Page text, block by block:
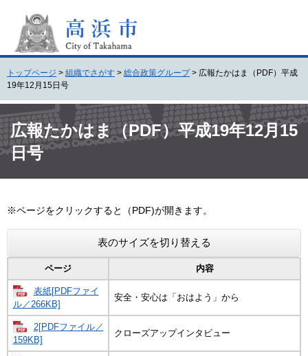
頭
。
飛
て
本
文
トップページ > 組織でさがす > 総合政策グループ > 広報たかはま（PDF）平成
19年12月15日号
文 広報たかはま（PDF）平成19年12月15
日号
※ページをクリックすると（PDF)が開きます。
表のサイズを切り替える
ページ 内容
表紙[PDFファイ
ル／266KB]
安全・安心は「おはよう」から
2[PDFファイル／
159KB]
クローズアップインタビュー